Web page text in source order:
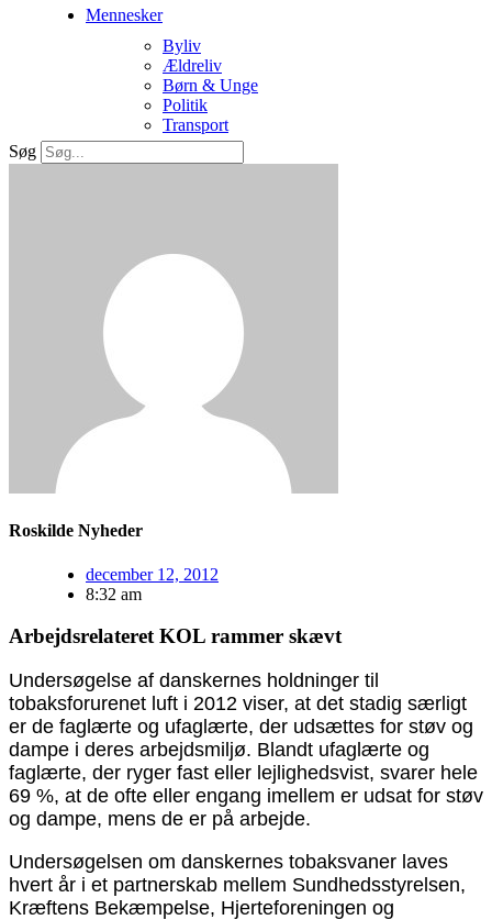
Mennesker
Byliv
Ældreliv
Børn & Unge
Politik
Transport
Søg
Roskilde Nyheder
december 12, 2012
8:32 am
Arbejdsrelateret KOL rammer skævt
Undersøgelse af danskernes holdninger til
tobaksforurenet luft i 2012 viser, at det stadig særligt
er de faglærte og ufaglærte, der udsættes for støv og
dampe i deres arbejdsmiljø. Blandt ufaglærte og
faglærte, der ryger fast eller lejlighedsvist, svarer hele
69 %, at de ofte eller engang imellem er udsat for støv
og dampe, mens de er på arbejde.
Undersøgelsen om danskernes tobaksvaner laves
hvert år i et partnerskab mellem Sundhedsstyrelsen,
Kræftens Bekæmpelse, Hjerteforeningen og